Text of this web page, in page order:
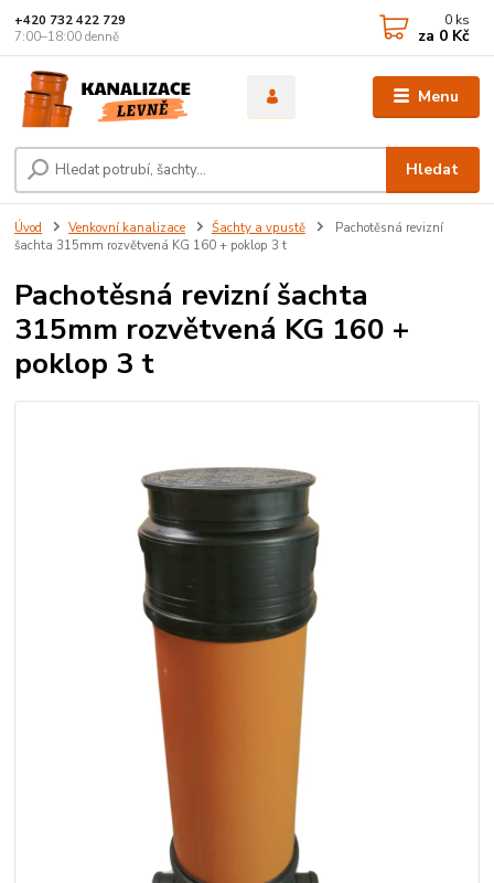
Menu
Hledat
+420 732 422 729
7:00–18:00 denně
0 ks
za 0 Kč
Úvod Venkovní kanalizace Šachty a vpustě
Pachotěsná revizní
šachta 315mm rozvětvená KG 160 + poklop 3 t
Pachotěsná revizní šachta
315mm rozvětvená KG 160 +
poklop 3 t